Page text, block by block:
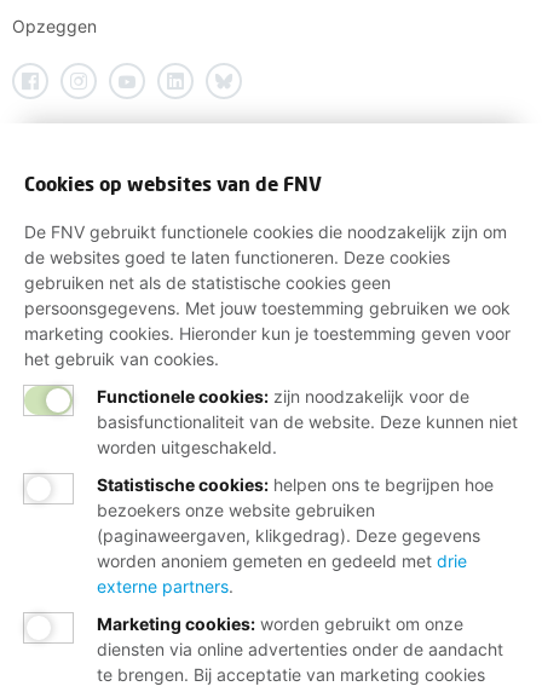
Opzeggen
Cookies op websites van de FNV
De FNV gebruikt functionele cookies die noodzakelijk zijn om
de websites goed te laten functioneren. Deze cookies
gebruiken net als de statistische cookies geen
persoonsgegevens. Met jouw toestemming gebruiken we ook
marketing cookies. Hieronder kun je toestemming geven voor
het gebruik van cookies.
Functionele cookies: zijn noodzakelijk voor de
basisfunctionaliteit van de website. Deze kunnen niet
worden uitgeschakeld.
Statistische cookies: helpen ons te begrijpen hoe
bezoekers onze website gebruiken
(paginaweergaven, klikgedrag). Deze gegevens
worden anoniem gemeten en gedeeld met drie
externe partners.
Marketing cookies: worden gebruikt om onze
diensten via online advertenties onder de aandacht
te brengen. Bij acceptatie van marketing cookies